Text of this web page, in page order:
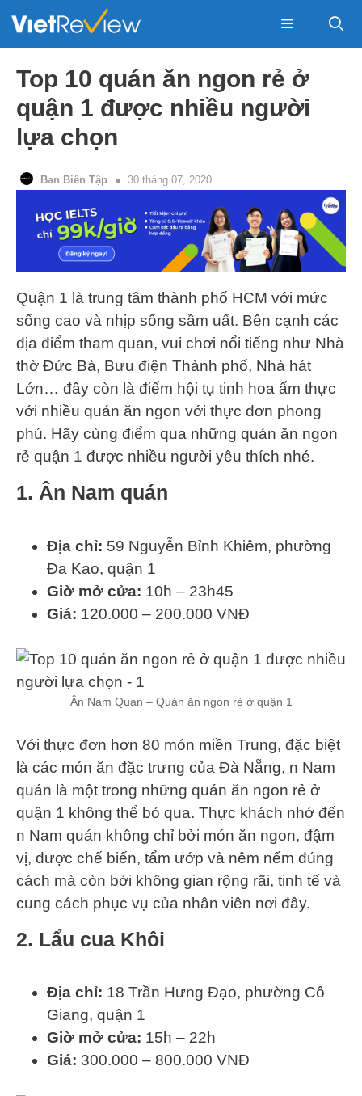
Menu
Top 10 quán ăn ngon rẻ ở
quận 1 được nhiều người
lựa chọn
Ban Biên Tập 30 tháng 07, 2020
Quận 1 là trung tâm thành phố HCM với mức
sống cao và nhịp sống sầm uất. Bên cạnh các
địa điểm tham quan, vui chơi nổi tiếng như Nhà
thờ Đức Bà, Bưu điện Thành phố, Nhà hát
Lớn… đây còn là điểm hội tụ tinh hoa ẩm thực
với nhiều quán ăn ngon với thực đơn phong
phú. Hãy cùng điểm qua những quán ăn ngon
rẻ quận 1 được nhiều người yêu thích nhé.
1. Ân Nam quán
Địa chỉ: 59 Nguyễn Bỉnh Khiêm, phường
Đa Kao, quận 1
Giờ mở cửa: 10h – 23h45
Giá: 120.000 – 200.000 VNĐ
Ân Nam Quán – Quán ăn ngon rẻ ở quận 1
Với thực đơn hơn 80 món miền Trung, đặc biệt
là các món ăn đặc trưng của Đà Nẵng, n Nam
quán là một trong những quán ăn ngon rẻ ở
quận 1 không thể bỏ qua. Thực khách nhớ đến
n Nam quán không chỉ bởi món ăn ngon, đậm
vị, được chế biến, tẩm ướp và nêm nếm đúng
cách mà còn bởi không gian rộng rãi, tinh tế và
cung cách phục vụ của nhân viên nơi đây.
2. Lẩu cua Khôi
Địa chỉ: 18 Trần Hưng Đạo, phường Cô
Giang, quận 1
Giờ mở cửa: 15h – 22h
Giá: 300.000 – 800.000 VNĐ